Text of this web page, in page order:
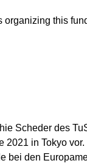
organizing this
Scheder des
2021 in Tokyo
bei den